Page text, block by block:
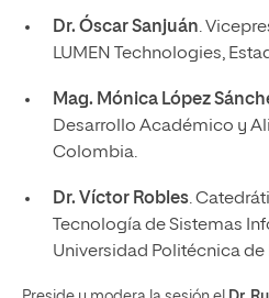
Dr. Óscar Sanjuán.
LUMEN Technologies,
Mag. Mónica López
Desarrollo Académico y
Colombia.
Dr. Víctor Robles.
Tecnología de Sistemas
Universidad Politécnica de